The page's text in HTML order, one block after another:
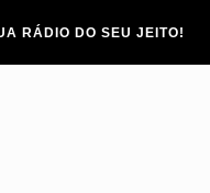
RÁDIO DO SEU JEITO!